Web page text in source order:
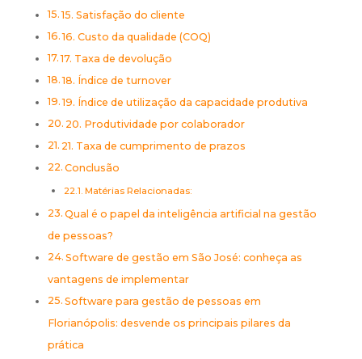
15. Satisfação do cliente
16. Custo da qualidade (COQ)
17. Taxa de devolução
18. Índice de turnover
19. Índice de utilização da capacidade produtiva
20. Produtividade por colaborador
21. Taxa de cumprimento de prazos
Conclusão
Matérias Relacionadas:
Qual é o papel da inteligência artificial na gestão
de pessoas?
Software de gestão em São José: conheça as
vantagens de implementar
Software para gestão de pessoas em
Florianópolis: desvende os principais pilares da
prática